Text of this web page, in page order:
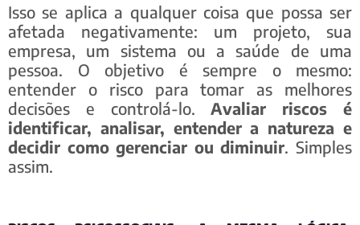
Isso se aplica a qualquer coisa que possa ser
afetada negativamente: um projeto, sua
empresa, um sistema ou a saúde de uma
pessoa. O objetivo é sempre o mesmo:
entender o risco para tomar as melhores
decisões e controlá-lo. Avaliar riscos é
identificar, analisar, entender a natureza e
decidir como gerenciar ou diminuir. Simples
assim.